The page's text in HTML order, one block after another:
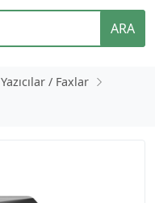
ARA
Yazıcılar / Faxlar